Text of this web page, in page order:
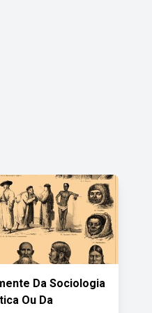
Da Sociologia
Ou Da